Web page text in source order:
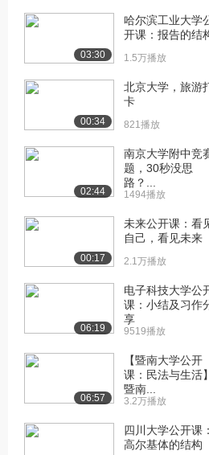
[10] 北京大学公开课：成
[11] 北京大学公开课：人
[12] 北京大学公开课：绩
[13] 北京大学公开课：绩
[14] 北京大学公开课：绩
效分析
因分析
预措施与干预方案
03:30
哈尔滨工业大学
开课：报告的结
1.5万播放
00:34
北京大学，旅游
卡
821播放
02:44
南京大学附中竞
题，30秒没思
路？...
1494播放
00:17
未来公开课：看
自己，看见未来
2.1万播放
06:19
电子科技大学公
课：小结及习作
享
9519播放
06:57
【暨南大学公开
课：民法与生活】
暨南...
3.2万播放
四川大学公开课：
高尔基体的结构